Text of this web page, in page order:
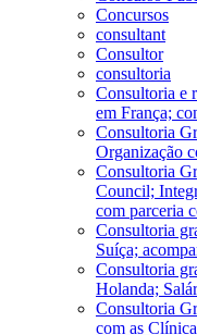
Concursos
consultant
Consultor
consultoria
Consultoria e
em França;
Consultoria
Organização
Consultoria
Council;
com parceria
Consultoria
Suíça;
Consultoria
Holanda;
Consultoria
com as